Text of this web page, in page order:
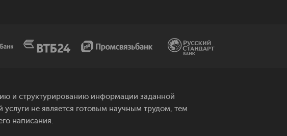
и структурированию информации заданной
не является готовым научным трудом, тем
написания.